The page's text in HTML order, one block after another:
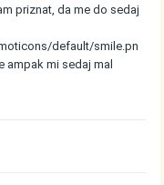
priznat, da me do sedaj
default/smile.pn
ampak mi sedaj mal